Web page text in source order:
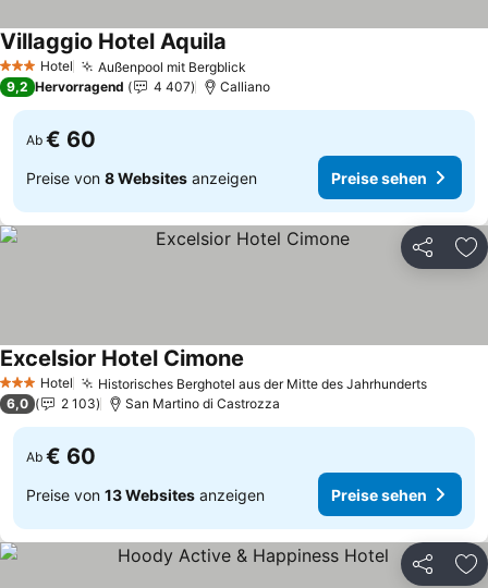
3 SterneHotel Außenpool mit Bergblick
Villaggio Hotel Aquila
9,2 Hervorragend 4 407 Calliano
Ab € 60
Preise von 8 Websites anzeigen Preise sehen
Teilen
3 SterneHotel Historisches Berghotel aus der Mitte des Jahrhunderts
Excelsior Hotel Cimone
6,0 2 103 San Martino di Castrozza
Ab € 60
Preise von 13 Websites anzeigen Preise sehen
Teilen